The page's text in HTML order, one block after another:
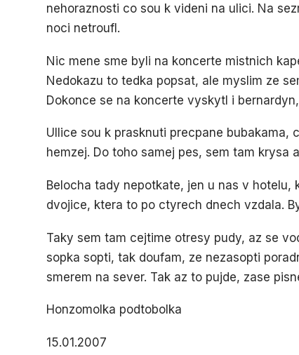
nehoraznosti co sou k videni na ulici. Na
noci netroufl.
Nic mene sme byli na koncerte mistnich
Nedokazu to tedka popsat, ale myslim ze
Dokonce se na koncerte vyskytl i
UIlice sou k prasknuti precpane bubakama,
hemzej. Do toho samej pes, sem tam krysa
Belocha tady nepotkate, jen u nas v hotelu,
dvojice, ktera to po ctyrech dnech vzdala.
Taky sem tam cejtime otresy pudy, az se
sopka sopti, tak doufam, ze nezasopti
smerem na sever. Tak az to pujde, zase
Honzomolka podtobolka
15.01.2007